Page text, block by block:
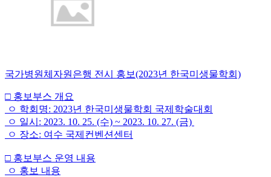
국가병원체자원은행 전시 홍보(2023년 한국미생물학회)
□ 홍보부스 개요
ㅇ 학회명: 2023년 한국미생물학회 국제학술대회
ㅇ 일시: 2023. 10. 25. (수) ~ 2023. 10. 27. (금)
ㅇ 장소: 여수 국제컨벤션센터
□ 홍보부스 운영 내용
ㅇ 홍보 내용